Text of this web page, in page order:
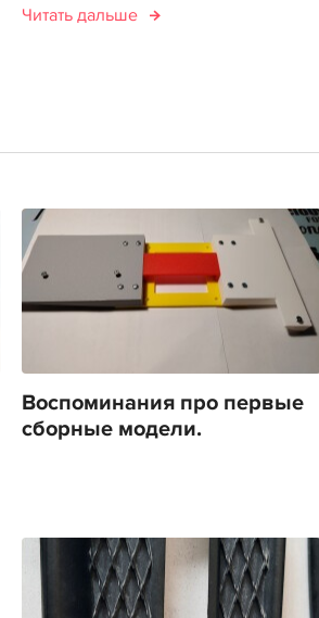
Читать дальше
Воспоминания про первые
сборные модели.